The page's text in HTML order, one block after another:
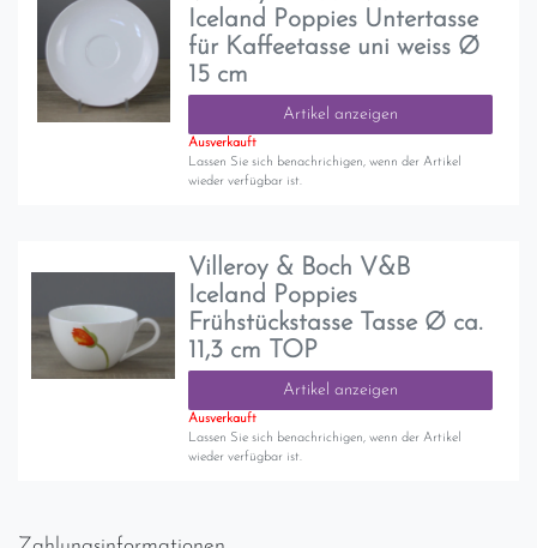
Iceland Poppies Untertasse
für Kaffeetasse uni weiss Ø
15 cm
Artikel anzeigen
Ausverkauft
Lassen Sie sich benachrichigen, wenn der Artikel
wieder verfügbar ist.
Villeroy & Boch V&B
Iceland Poppies
Frühstückstasse Tasse Ø ca.
11,3 cm TOP
Artikel anzeigen
Ausverkauft
Lassen Sie sich benachrichigen, wenn der Artikel
wieder verfügbar ist.